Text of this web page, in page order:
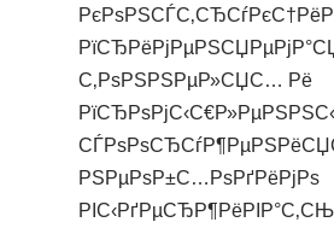
С‚РѕРЅРЅРµР»СЏС… Рё
РЅРµРѕР±С…РѕРґРёРјРѕ